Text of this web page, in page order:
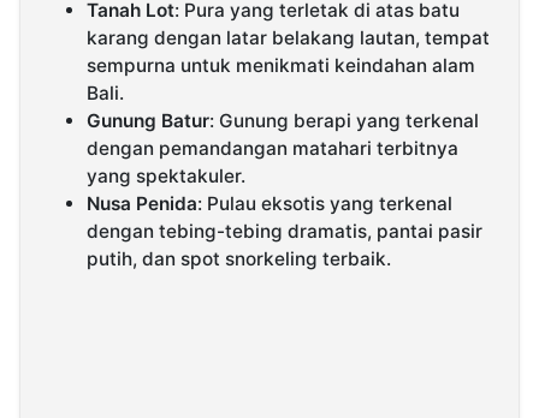
Tanah Lot: Pura yang terletak di atas batu
karang dengan latar belakang lautan, tempat
sempurna untuk menikmati keindahan alam
Bali.
Gunung Batur: Gunung berapi yang terkenal
dengan pemandangan matahari terbitnya
yang spektakuler.
Nusa Penida: Pulau eksotis yang terkenal
dengan tebing-tebing dramatis, pantai pasir
putih, dan spot snorkeling terbaik.